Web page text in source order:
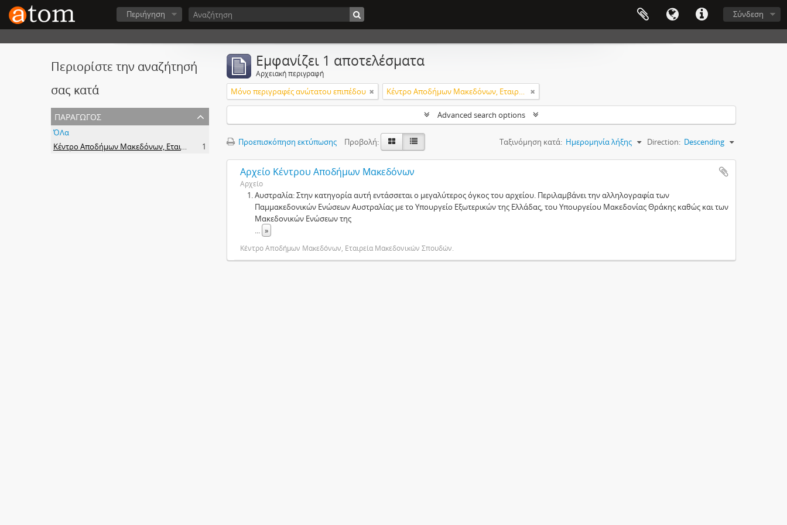
Σύνδεση
Περιήγηση
Περιορίστε την αναζήτησή
σας κατά
παραγωγός
ΌΛα
Κέντρο Αποδήμων Μακεδόνων, Εταιρεία Μακεδονικών Σπουδών.
1
Εμφανίζει 1 αποτελέσματα
Αρχειακή περιγραφή
Μόνο περιγραφές ανώτατου επιπέδου Κέντρο Αποδήμων Μακεδόνων, Εταιρεία Μακεδονικών Σπουδών.
Advanced search options
Προεπισκόπηση εκτύπωσης Προβολή: Ταξινόμηση κατά: Ημερομηνία λήξης Direction: Descending
Αρχείο Κέντρου Αποδήμων Μακεδόνων
Αρχείο
Αυστραλία: Στην κατηγορία αυτή εντάσσεται ο μεγαλύτερος όγκος του αρχείου. Περιλαμβάνει την αλληλογραφία των
Παμμακεδονικών Ενώσεων Αυστραλίας με το Υπουργείο Εξωτερικών της Ελλάδας, του Υπουργείου Μακεδονίας Θράκης καθώς και των
Μακεδονικών Ενώσεων της
... »
Κέντρο Αποδήμων Μακεδόνων, Εταιρεία Μακεδονικών Σπουδών.